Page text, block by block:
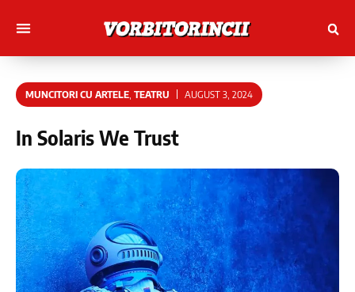
MUNCITORI CU ARTELE ,TEATRU AUGUST 3, 2024
In Solaris We Trust